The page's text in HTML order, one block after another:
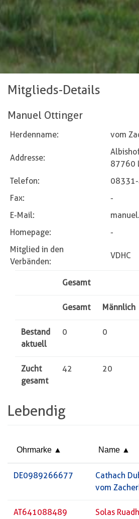
Mitglieds-Details
Manuel Ottinger
Herdenname: vom
Addresse:
87760
Telefon:
Fax:
-
E-Mail:
Homepage:
-
Mitglied in den
Verbänden:
VDHC
Gesamt
Gesamt Männlich
Bestand
aktuell
0 0
Zucht
gesamt
42 20
Lebendig
Ohrmarke Name
DE0989266677
Cathach
vom
AT641088489 Solas Ruadh